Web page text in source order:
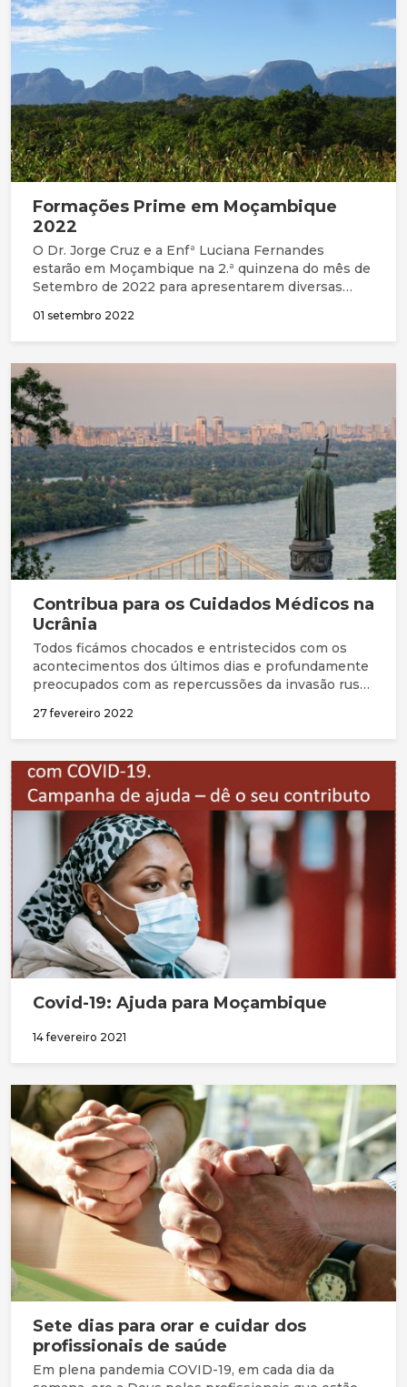
Formações Prime em Moçambique
2022
O Dr. Jorge Cruz e a Enfª Luciana Fernandes
estarão em Moçambique na 2.ª quinzena do mês de
Setembro de 2022 para apresentarem diversas
saúde no âmbito da colaboração com a PRIME -
Partnerships in Medical Education, dirigido a
profissionais de saúde.
01 setembro 2022
Contribua para os Cuidados Médicos na
Ucrânia
Todos ficámos chocados e entristecidos com os
acontecimentos dos últimos dias e profundamente
preocupados com as repercussões da invasão russa
mas também para outros países que possam ser
arrastados para esta crise.
27 fevereiro 2022
Covid-19: Ajuda para Moçambique
14 fevereiro 2021
Sete dias para orar e cuidar dos
profissionais de saúde
Em plena pandemia COVID-19, em cada dia da